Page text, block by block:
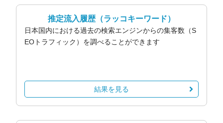
推定流入履歴（ラッコキーワード）
日本国内における過去の検索エンジンからの集客数（S
EOトラフィック）を調べることができます
結果を見る